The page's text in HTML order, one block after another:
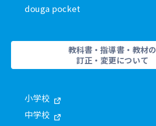
douga pocket
教科書・指導書・教材の
訂正・変更について
小学校
中学校